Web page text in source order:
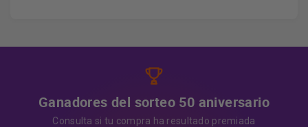
Ganadores del sorteo 50 aniversario
Consulta si tu compra ha resultado premiada